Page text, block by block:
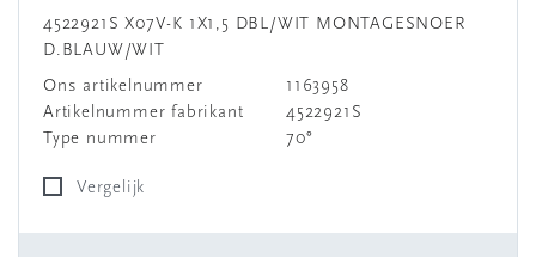
4522921S X07V-K 1X1,5 DBL/WIT MONTAGESNOER
D.BLAUW/WIT
Ons artikelnummer
1163958
Artikelnummer fabrikant
4522921S
Type nummer
70°
Vergelijk